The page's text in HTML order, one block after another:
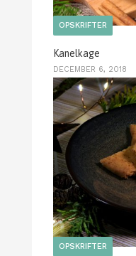
OPSKRIFTER
Kanelkage
DECEMBER 6, 2018
OPSKRIFTER